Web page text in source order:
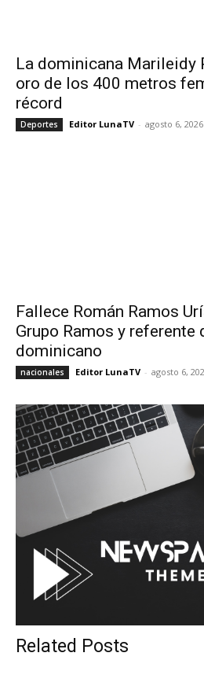
La dominicana Marileidy
oro de los 400 metros
récord
Deportes Editor LunaTV - agosto 6, 2026
Fallece Román Ramos
Grupo Ramos y referente
dominicano
nacionales Editor LunaTV - agosto 6,
Related Posts